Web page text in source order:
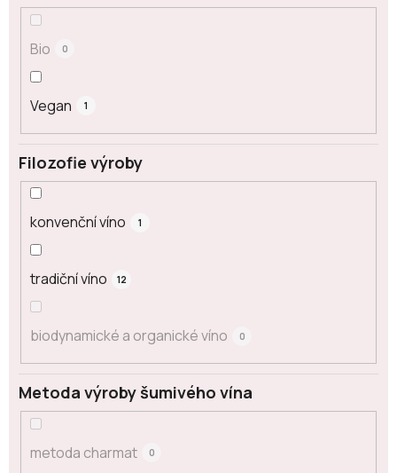
Bio 0
Vegan 1
Filozofie výroby
konvenční víno 1
tradiční víno 12
biodynamické a organické víno 0
Metoda výroby šumivého vína
metoda charmat 0